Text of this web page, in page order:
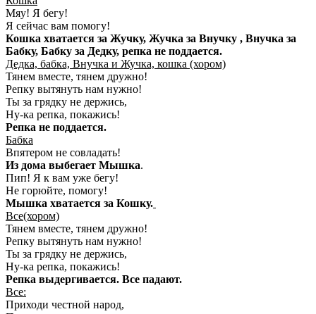
Мяу! Я бегу!
Я сейчас вам помогу!
Кошка хватается за Жучку, Жучка за Внучку , Внучка за
Бабку, Бабку за Дедку, репка не поддается.
Дедка, бабка, Внучка и Жучка, кошка (хором)
Тянем вместе, тянем дружно!
Репку вытянуть нам нужно!
Ты за грядку не держись,
Ну-ка репка, покажись!
Репка не поддается.
Бабка
Впятером не совладать!
Из дома выбегает Мышка.
Пип! Я к вам уже бегу!
Не горюйте, помогу!
Мышка хватается за Кошку.
Все(хором)
Тянем вместе, тянем дружно!
Репку вытянуть нам нужно!
Ты за грядку не держись,
Ну-ка репка, покажись!
Репка выдергивается. Все падают.
Все:
Приходи честной народ,